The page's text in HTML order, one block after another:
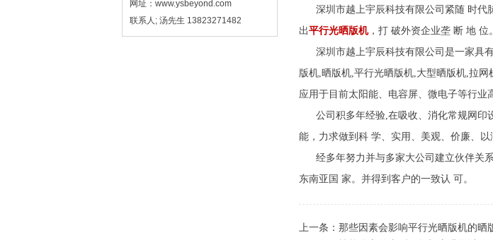
网址：www.ysbeyond.com
联系人; 汤先生 13823271482
深圳市越上宇辰科技有限公司紧随 时代
出平行光晒版机，打 破外资企业垄 断 地 位
深圳市越上宇辰科技有限公司是一家具有
版机,晒版机,平行光晒版机,大型晒版机,拉
应用于目前太阳能、电容屏、微电子等行业
公司积多年经验,在吸收、消化常规网印
能，力求做到科 学、实用、美观、价廉、以
经多年努力并与多家大公司建立伙伴关系
东南亚国 家。并得到客户的一致认 可。
上一条： 那些因素会影响平行光晒版机的晒